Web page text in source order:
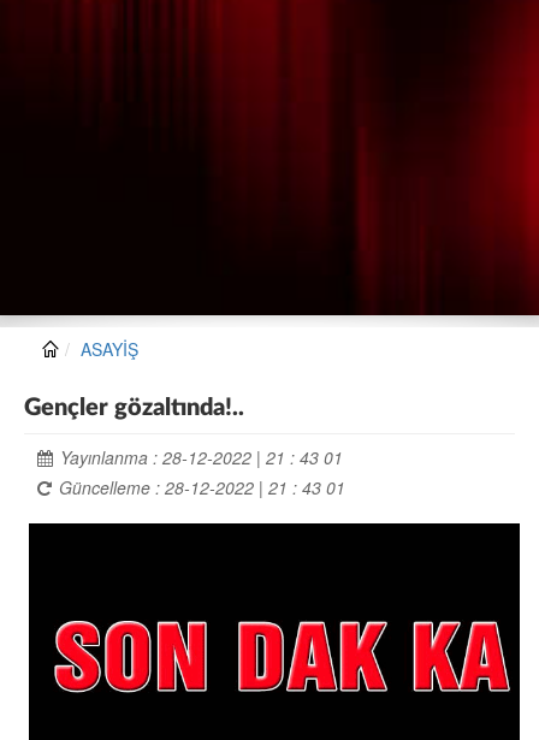
ASAYİŞ
Gençler gözaltında!..
Yayınlanma : 28-12-2022 | 21 : 43 01
Güncelleme : 28-12-2022 | 21 : 43 01